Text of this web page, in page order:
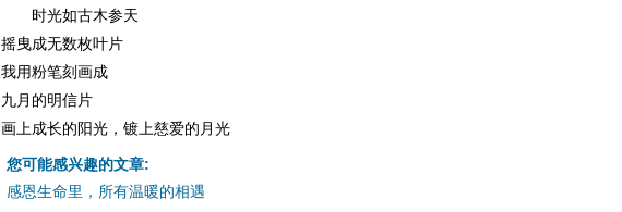
时光如古木参天
摇曳成无数枚叶片
我用粉笔刻画成
九月的明信片
画上成长的阳光，镀上慈爱的月光
您可能感兴趣的文章:
感恩生命里，所有温暖的相遇